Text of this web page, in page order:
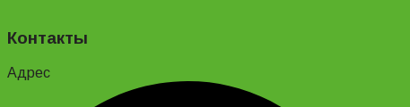
Контакты
Адрес